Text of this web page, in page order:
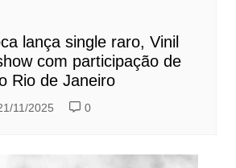
lança single raro, Vinil
com participação de
Rio de Janeiro
11/2025 0